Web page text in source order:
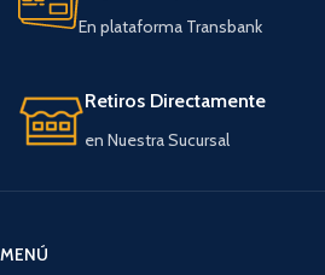
En plataforma Transbank
Retiros Directamente
en Nuestra Sucursal
MENÚ